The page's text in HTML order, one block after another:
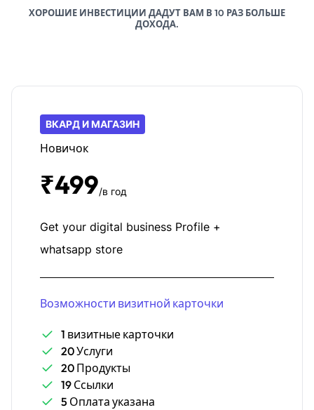
ХОРОШИЕ ИНВЕСТИЦИИ ДАДУТ ВАМ В 10 РАЗ БОЛЬШЕ
ДОХОДА.
ВКАРД И МАГАЗИН
Новичок
₹499/в год
Get your digital business Profile +
whatsapp store
Возможности визитной карточки
1 визитные карточки
20 Услуги
20 Продукты
19 Ссылки
5 Оплата указана